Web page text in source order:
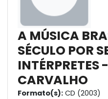
A MÚSICA
SÉCULO POR
INTÉRPRETES
CARVALHO
Formato(s): CD (2003)